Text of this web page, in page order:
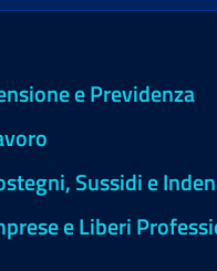
e Previdenza
Sussidi e
e Liberi